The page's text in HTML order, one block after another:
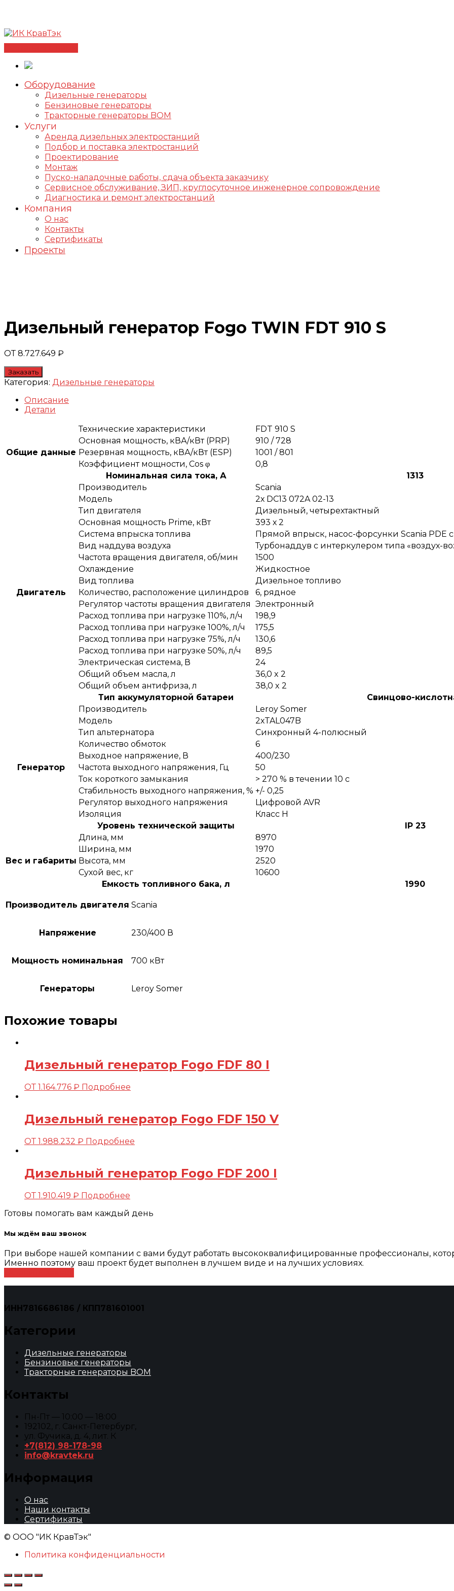
Оборудование
Дизельные генераторы
Бензиновые генераторы
Тракторные генераторы BOM
Услуги
Аренда дизельных электростанций
Подбор и поставка электростанций
Проектирование
Монтаж
Пуско-наладочные работы, сдача объекта заказчику
Сервисное обслуживание, ЗИП, круглосуточное инженерное сопровождение
Диагностика и ремонт электростанций
Компания
О нас
Контакты
Сертификаты
Проекты
Дизельный генератор Fogo TWIN FDT 910 S
ОТ 8.727.649 ₽
Заказать
Категория: Дизельные генераторы
Описание
Детали
Общие данные
Технические характеристики
FDT 910 S
Основная мощность, кВА/кВт (PRP)
910 / 728
Резервная мощность, кВА/кВт (ESP)
1001 / 801
Коэффициент мощности, Сos φ
0,8
Номинальная сила тока, А
1313
Двигатель
Производитель
Scania
Модель
2х DC13 072A 02-13
Тип двигателя
Дизельный, четырехтактный
Основная мощность Prime, кВт
393 х 2
Система впрыска топлива
Прямой впрыск, насос-форсунки Scania PDE
Вид наддува воздуха
Турбонаддув с интеркулером типа «воздух-
Частота вращения двигателя, об/мин
1500
Охлаждение
Жидкостное
Вид топлива
Дизельное топливо
Количество, расположение цилиндров
6, рядное
Регулятор частоты вращения двигателя Электронный
Расход топлива при нагрузке 110%, л/ч
198,9
Расход топлива при нагрузке 100%, л/ч
175,5
Расход топлива при нагрузке 75%, л/ч
130,6
Расход топлива при нагрузке 50%, л/ч
89,5
Электрическая система, В
24
Общий объем масла, л
36,0 x 2
Общий объем антифриза, л
38,0 x 2
Тип аккумуляторной батареи
Cвинцово-
Генератор
Производитель
Leroy Somer
Модель
2хTAL047B
Тип альтернатора
Синхронный 4-полюсный
Количество обмоток
6
Выходное напряжение, В
400/230
Частота выходного напряжения, Гц
50
Ток короткого замыкания
> 270 % в течении 10 с
Стабильность выходного напряжения, % +/- 0,25
Регулятор выходного напряжения
Цифровой AVR
Изоляция
Класс Н
Уровень технической защиты
IP 23
Вес и габариты
Длина, мм
8970
Ширина, мм
1970
Высота, мм
2520
Сухой вес, кг
10600
Емкость топливного бака, л
1990
Производитель двигателя Scania
Напряжение 230/400 В
Мощность номинальная 700 кВт
Генераторы Leroy Somer
Похожие товары
Дизельный генератор Fogo FDF 80 I
ОТ 1.164.776 ₽ Подробнее
Дизельный генератор Fogo FDF 150 V
ОТ 1.988.232 ₽ Подробнее
Дизельный генератор Fogo FDF 200 I
ОТ 1.910.419 ₽ Подробнее
Готовы помогать вам каждый день
Мы ждём ваш звонок
При выборе нашей компании с вами будут работать высококвалифицированные профессионалы,
Именно поэтому ваш проект будет выполнен в лучшем виде и на лучших условиях.
ИНН7816686186 / КПП781601001
Категории
Дизельные генераторы
Бензиновые генераторы
Тракторные генераторы BOM
Контакты
Пн-Пт — 10:00 — 18:00
192102, г. Санкт-Петербург,
ул. Фучика, д. 4, лит. К
+7(812) 98-178-98
info@kravtek.ru
Информация
О нас
Наши контакты
Сертификаты
© ООО "ИК КравТэк"
Политика конфиденциальности